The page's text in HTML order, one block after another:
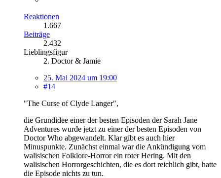
Reaktionen
1.667
Beiträge
2.432
Lieblingsfigur
2. Doctor & Jamie
25. Mai 2024 um 19:00
#14
"The Curse of Clyde Langer",
die Grundidee einer der besten Episoden der Sarah Jane
Adventures wurde jetzt zu einer der besten Episoden von
Doctor Who abgewandelt. Klar gibt es auch hier
Minuspunkte. Zunächst einmal war die Ankündigung vom
walisischen Folklore-Horror ein roter Hering. Mit den
walisischen Horrorgeschichten, die es dort reichlich gibt, hatte
die Episode nichts zu tun.